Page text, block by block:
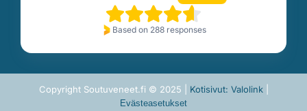
Based on 288 responses
Copyright Soutuveneet.fi © 2025 | Kotisivut: Valolink|
Evästeasetukset